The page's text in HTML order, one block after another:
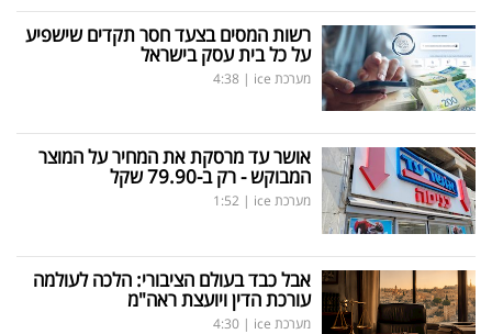
רשות המסים בצעד חסר תקדים שישפיע
על כל בית עסק בישראל
מערכת ice |
4:38
אושר עד מרסקת את המחיר על המוצר
המבוקש - רק ב-79.90 שקל
מערכת ice |
1:52
אבל כבד בעולם הציבורי: הלכה לעולמה
עורכת הדין ויועצת ראה"מ
מערכת ice |
4:30